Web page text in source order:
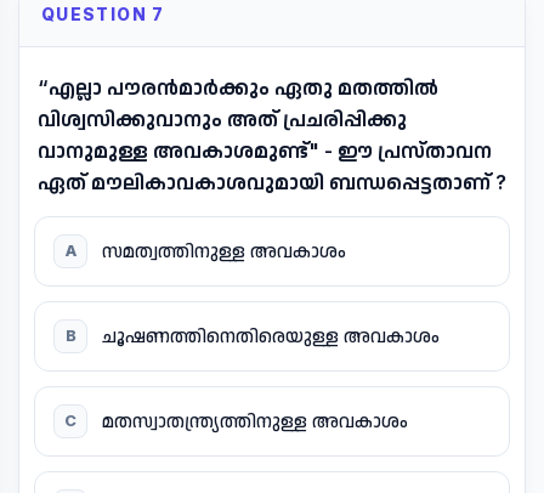
QUESTION 7
“എല്ലാ പൗരൻമാർക്കും ഏതു മതത്തിൽ
വിശ്വസിക്കുവാനും അത് പ്രചരിപ്പിക്കു
വാനുമുള്ള അവകാശമുണ്ട്" - ഈ പ്രസ്താവന
ഏത് മൗലികാവകാശവുമായി ബന്ധപ്പെട്ടതാണ് ?
A സമത്വത്തിനുള്ള അവകാശം
B ചൂഷണത്തിനെതിരെയുള്ള അവകാശം
C മതസ്വാതന്ത്ര്യത്തിനുള്ള അവകാശം